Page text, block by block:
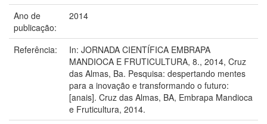
Ano de
publicação:
2014
Referência:
In: JORNADA CIENTÍFICA EMBRAPA
MANDIOCA E FRUTICULTURA, 8., 2014, Cruz
das Almas, Ba. Pesquisa: despertando mentes
para a inovação e transformando o futuro:
[anais]. Cruz das Almas, BA, Embrapa Mandioca
e Fruticultura, 2014.